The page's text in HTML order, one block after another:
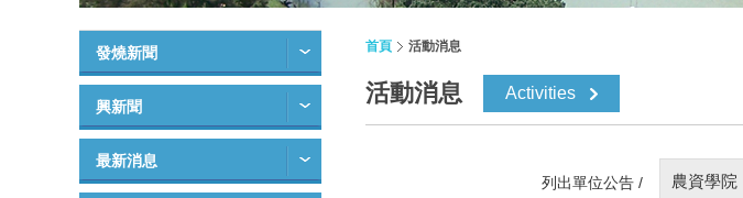
發燒新聞
興新聞
最新消息
首頁 活動消息
活動消息 Activities
列出單位公告 / 農資學院